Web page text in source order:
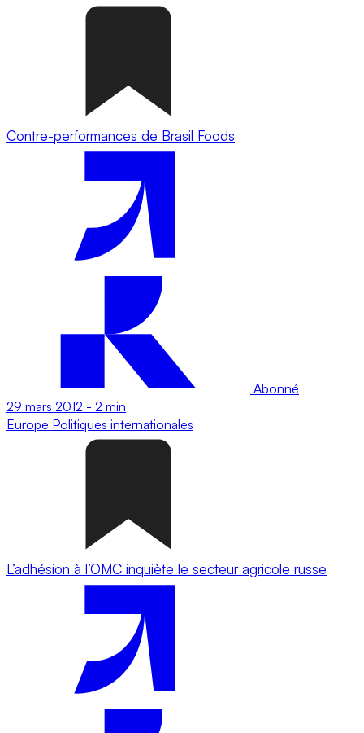
Contre-performances de Brasil Foods
Abonné
29 mars 2012 - 2 min
Europe Politiques internationales
L’adhésion à l’OMC inquiète le secteur agricole russe